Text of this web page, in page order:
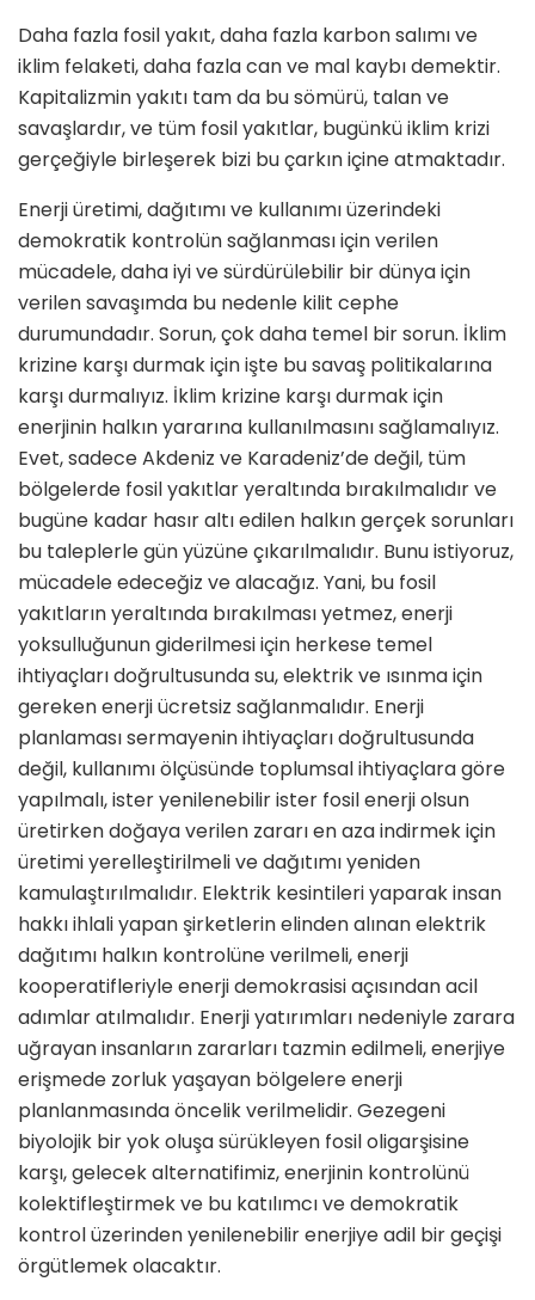
Daha fazla fosil yakıt, daha fazla karbon salımı ve
iklim felaketi, daha fazla can ve mal kaybı demektir.
Kapitalizmin yakıtı tam da bu sömürü, talan ve
savaşlardır, ve tüm fosil yakıtlar, bugünkü iklim krizi
gerçeğiyle birleşerek bizi bu çarkın içine atmaktadır.
Enerji üretimi, dağıtımı ve kullanımı üzerindeki
demokratik kontrolün sağlanması için verilen
mücadele, daha iyi ve sürdürülebilir bir dünya için
verilen savaşımda bu nedenle kilit cephe
durumundadır. Sorun, çok daha temel bir sorun. İklim
krizine karşı durmak için işte bu savaş politikalarına
karşı durmalıyız. İklim krizine karşı durmak için
enerjinin halkın yararına kullanılmasını sağlamalıyız.
Evet, sadece Akdeniz ve Karadeniz’de değil, tüm
bölgelerde fosil yakıtlar yeraltında bırakılmalıdır ve
bugüne kadar hasır altı edilen halkın gerçek sorunları
bu taleplerle gün yüzüne çıkarılmalıdır. Bunu istiyoruz,
mücadele edeceğiz ve alacağız. Yani, bu fosil
yakıtların yeraltında bırakılması yetmez, enerji
yoksulluğunun giderilmesi için herkese temel
ihtiyaçları doğrultusunda su, elektrik ve ısınma için
gereken enerji ücretsiz sağlanmalıdır. Enerji
planlaması sermayenin ihtiyaçları doğrultusunda
değil, kullanımı ölçüsünde toplumsal ihtiyaçlara göre
yapılmalı, ister yenilenebilir ister fosil enerji olsun
üretirken doğaya verilen zararı en aza indirmek için
üretimi yerelleştirilmeli ve dağıtımı yeniden
kamulaştırılmalıdır. Elektrik kesintileri yaparak insan
hakkı ihlali yapan şirketlerin elinden alınan elektrik
dağıtımı halkın kontrolüne verilmeli, enerji
kooperatifleriyle enerji demokrasisi açısından acil
adımlar atılmalıdır. Enerji yatırımları nedeniyle zarara
uğrayan insanların zararları tazmin edilmeli, enerjiye
erişmede zorluk yaşayan bölgelere enerji
planlanmasında öncelik verilmelidir. Gezegeni
biyolojik bir yok oluşa sürükleyen fosil oligarşisine
karşı, gelecek alternatifimiz, enerjinin kontrolünü
kolektifleştirmek ve bu katılımcı ve demokratik
kontrol üzerinden yenilenebilir enerjiye adil bir geçişi
örgütlemek olacaktır.